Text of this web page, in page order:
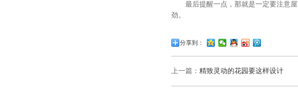
最后提醒一点，那就是一定要注意屋
劲。
分享到：
上一篇： 精致灵动的花园要这样设计